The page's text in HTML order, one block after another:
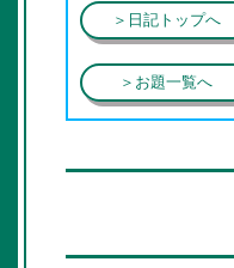
＞日記トップへ
＞お題一覧へ